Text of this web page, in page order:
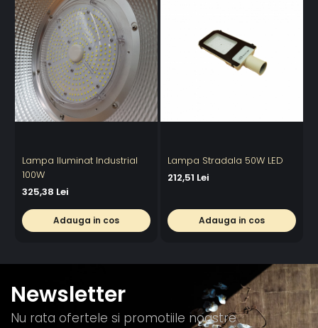
Lampa Iluminat Industrial
100W
325,38 Lei
Adauga in cos
Lampa Stradala 50W LED
212,51 Lei
Adauga in cos
Newsletter
Nu rata ofertele si promotiile noastre